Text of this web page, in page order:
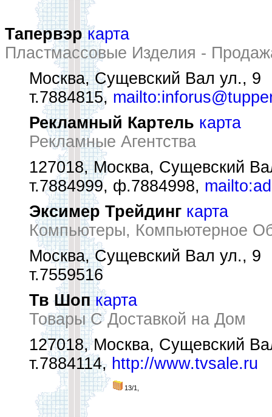
Тапервэр карта
Пластмассовые Изделия -
Москва, Сущевский Вал ул., 9
т.7884815,
Рекламный Картель карта
Рекламные Агентства
127018, Москва, Сущевский
т.7884999, ф.7884998,
Эксимер Трейдинг карта
Компьютеры, Компьютерное
Москва, Сущевский Вал ул., 9
т.7559516
Тв Шоп карта
Товары С Доставкой на Дом
127018, Москва, Сущевский
т.7884114, http://www.tvsale.ru
13/1,